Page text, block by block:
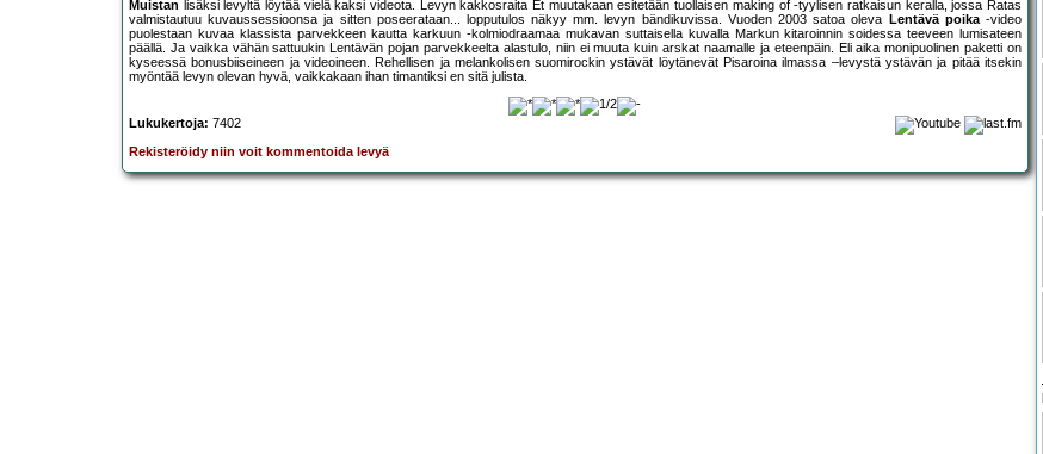
Muistan lisäksi levyltä löytää vielä kaksi videota. Levyn kakkosraita Et muutakaan esitetään tuollaisen making of -tyylisen ratkaisun keralla, jossa Ratas
valmistautuu kuvaussessioonsa ja sitten poseerataan... lopputulos näkyy mm. levyn bändikuvissa. Vuoden 2003 satoa oleva
Lentävä poika-video
puolestaan kuvaa klassista parvekkeen kautta karkuun -kolmiodraamaa mukavan suttaisella kuvalla Markun kitaroinnin soidessa teeveen lumisateen
päällä. Ja vaikka vähän sattuukin Lentävän pojan parvekkeelta alastulo, niin ei muuta kuin arskat naamalle ja eteenpäin. Eli aika monipuolinen paketti on
kyseessä bonusbiiseineen ja videoineen. Rehellisen ja melankolisen suomirockin ystävät löytänevät Pisaroina ilmassa –levystä ystävän ja pitää itsekin
myöntää levyn olevan hyvä, vaikkakaan ihan timantiksi en sitä julista.
Lukukertoja: 7402
Rekisteröidy niin voit kommentoida levyä